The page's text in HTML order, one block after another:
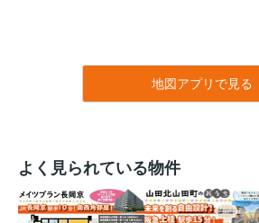
地図アプリで見る
よく見られている物件